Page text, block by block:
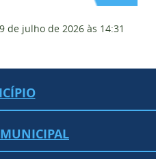
de julho de 2026 às 14:31